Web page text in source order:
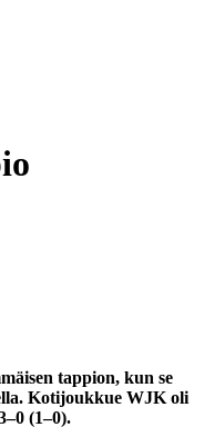
tappion, kun se
Kotijoukkue WJK oli
(1–0).